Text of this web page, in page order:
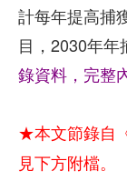
計每年提高捕
目，2030年
錄資料，完整
★本文節錄自
見下方附檔。